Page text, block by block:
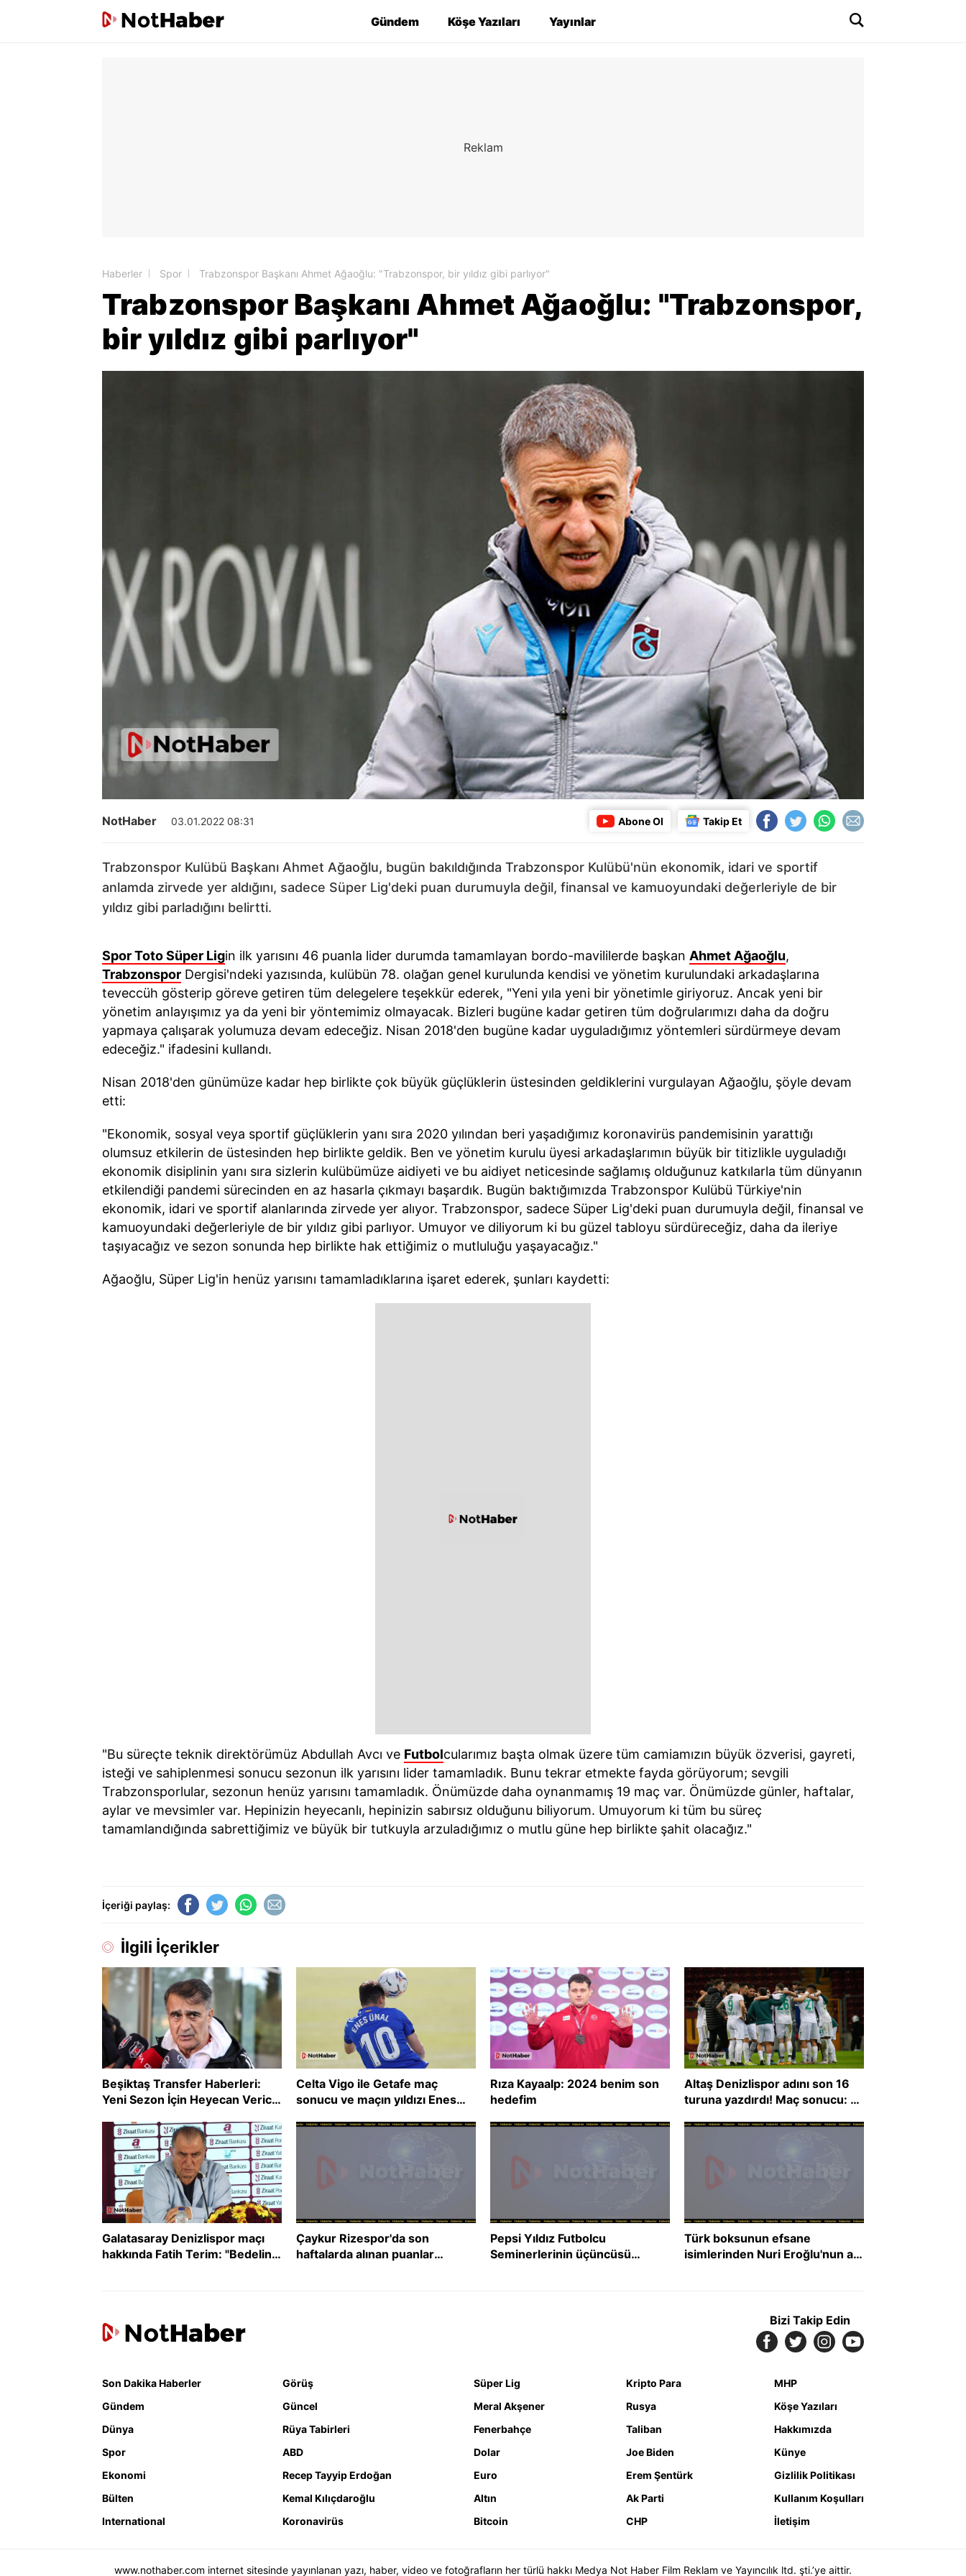
Gündem Köşe Yazıları Yayınlar
Haberler Spor Trabzonspor Başkanı Ahmet Ağaoğlu: "Trabzonspor, bir yıldız gibi parlıyor"
Trabzonspor Başkanı Ahmet Ağaoğlu: "Trabzonspor,
bir yıldız gibi parlıyor"
NotHaber 03.01.2022 08:31 Abone Ol Takip Et
Trabzonspor Kulübü Başkanı Ahmet Ağaoğlu, bugün bakıldığında Trabzonspor Kulübü'nün ekonomik, idari ve sportif
anlamda zirvede yer aldığını, sadece Süper Lig'deki puan durumuyla değil, finansal ve kamuoyundaki değerleriyle de bir
yıldız gibi parladığını belirtti.
Spor Toto Süper Ligin ilk yarısını 46 puanla lider durumda tamamlayan bordo-mavililerde başkan Ahmet Ağaoğlu,
Trabzonspor Dergisi'ndeki yazısında, kulübün 78. olağan genel kurulunda kendisi ve yönetim kurulundaki arkadaşlarına
teveccüh gösterip göreve getiren tüm delegelere teşekkür ederek, "Yeni yıla yeni bir yönetimle giriyoruz. Ancak yeni bir
yönetim anlayışımız ya da yeni bir yöntemimiz olmayacak. Bizleri bugüne kadar getiren tüm doğrularımızı daha da doğru
yapmaya çalışarak yolumuza devam edeceğiz. Nisan 2018'den bugüne kadar uyguladığımız yöntemleri sürdürmeye devam
edeceğiz." ifadesini kullandı.
Nisan 2018'den günümüze kadar hep birlikte çok büyük güçlüklerin üstesinden geldiklerini vurgulayan Ağaoğlu, şöyle devam
etti:
"Ekonomik, sosyal veya sportif güçlüklerin yanı sıra 2020 yılından beri yaşadığımız koronavirüs pandemisinin yarattığı
olumsuz etkilerin de üstesinden hep birlikte geldik. Ben ve yönetim kurulu üyesi arkadaşlarımın büyük bir titizlikle uyguladığı
ekonomik disiplinin yanı sıra sizlerin kulübümüze aidiyeti ve bu aidiyet neticesinde sağlamış olduğunuz katkılarla tüm dünyanın
etkilendiği pandemi sürecinden en az hasarla çıkmayı başardık. Bugün baktığımızda Trabzonspor Kulübü Türkiye'nin
ekonomik, idari ve sportif alanlarında zirvede yer alıyor. Trabzonspor, sadece Süper Lig'deki puan durumuyla değil, finansal ve
kamuoyundaki değerleriyle de bir yıldız gibi parlıyor. Umuyor ve diliyorum ki bu güzel tabloyu sürdüreceğiz, daha da ileriye
taşıyacağız ve sezon sonunda hep birlikte hak ettiğimiz o mutluluğu yaşayacağız."
Ağaoğlu, Süper Lig'in henüz yarısını tamamladıklarına işaret ederek, şunları kaydetti:
"Bu süreçte teknik direktörümüz Abdullah Avcı ve Futbolcularımız başta olmak üzere tüm camiamızın büyük özverisi, gayreti,
isteği ve sahiplenmesi sonucu sezonun ilk yarısını lider tamamladık. Bunu tekrar etmekte fayda görüyorum; sevgili
Trabzonsporlular, sezonun henüz yarısını tamamladık. Önümüzde daha oynanmamış 19 maç var. Önümüzde günler, haftalar,
aylar ve mevsimler var. Hepinizin heyecanlı, hepinizin sabırsız olduğunu biliyorum. Umuyorum ki tüm bu süreç
tamamlandığında sabrettiğimiz ve büyük bir tutkuyla arzuladığımız o mutlu güne hep birlikte şahit olacağız."
İçeriği paylaş:
İlgili İçerikler
Beşiktaş Transfer Haberleri:
Yeni Sezon İçin Heyecan Verici
Celta Vigo ile Getafe maç
sonucu ve maçın yıldızı Enes
Rıza Kayaalp: 2024 benim son
hedefim
Altaş Denizlispor adını son 16
turuna yazdırdı! Maç sonucu: 3-
Galatasaray Denizlispor maçı
hakkında Fatih Terim: "Bedelini
Çaykur Rizespor'da son
haftalarda alınan puanlar
Pepsi Yıldız Futbolcu
Seminerlerinin üçüncüsü
Türk boksunun efsane
isimlerinden Nuri Eroğlu'nun adı
Bizi Takip Edin
Son Dakika Haberler
Gündem
Dünya
Spor
Ekonomi
Bülten
International
Görüş
Güncel
Rüya Tabirleri
ABD
Recep Tayyip Erdoğan
Kemal Kılıçdaroğlu
Koronavirüs
Süper Lig
Meral Akşener
Fenerbahçe
Dolar
Euro
Altın
Bitcoin
Kripto Para
Rusya
Taliban
Joe Biden
Erem Şentürk
Ak Parti
CHP
MHP
Köşe Yazıları
Hakkımızda
Künye
Gizlilik Politikası
Kullanım Koşulları
İletişim
www.nothaber.com internet sitesinde yayınlanan yazı, haber, video ve fotoğrafların her türlü hakkı Medya Not Haber Film Reklam ve Yayıncılık ltd. şti.’ye aittir.